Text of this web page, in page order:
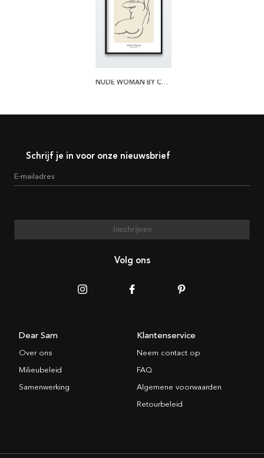
NUDE WOMAN BY CARL NEWMAN POSTER
Schrijf je in voor onze nieuwsbrief
E-mailadres
Inschrijven
Volg ons
Dear Sam
Over ons
Milieubeleid
Samenwerking
Klantenservice
Neem contact op
FAQ
Algemene voorwaarden
Retourbeleid